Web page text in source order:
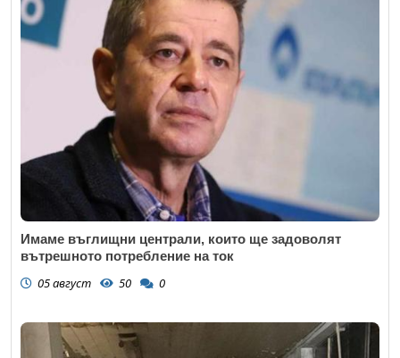
Имаме въглищни централи, които ще задоволят
вътрешното потребление на ток
05 август 50 0